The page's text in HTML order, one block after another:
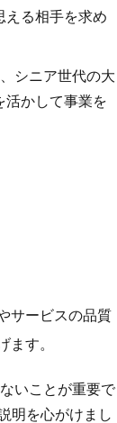
える相手を求め
シニア世代の大
活かして事業を
サービスの品質
す。
いことが重要で
明を心がけまし